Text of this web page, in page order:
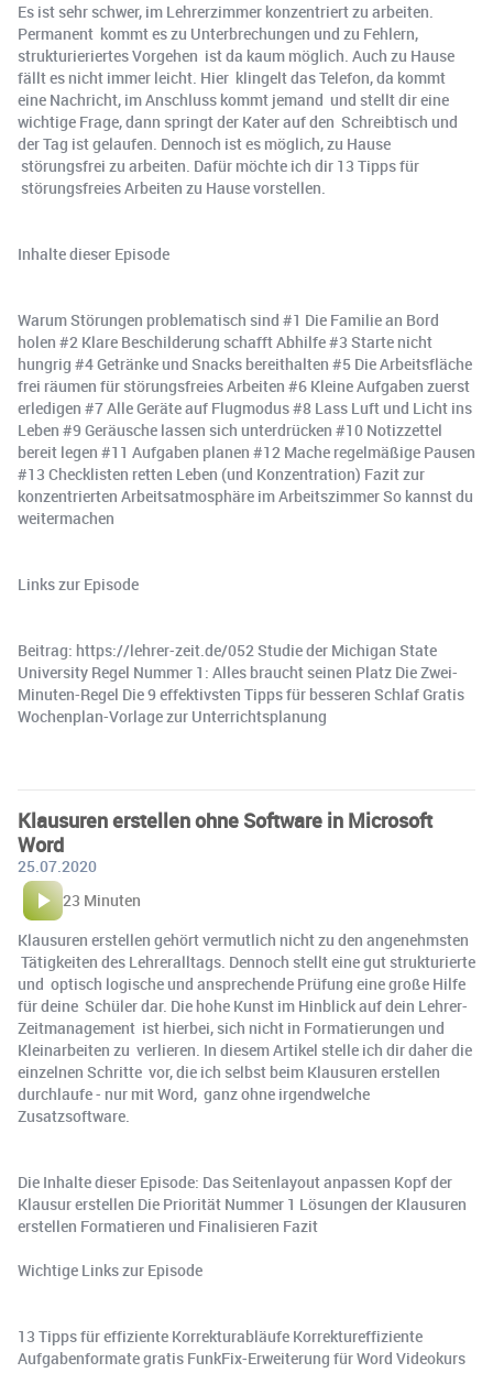
Es ist sehr schwer, im Lehrerzimmer konzentriert zu arbeiten.
Permanent kommt es zu Unterbrechungen und zu Fehlern,
strukturieriertes Vorgehen ist da kaum möglich. Auch zu Hause
fällt es nicht immer leicht. Hier klingelt das Telefon, da kommt
eine Nachricht, im Anschluss kommt jemand und stellt dir eine
wichtige Frage, dann springt der Kater auf den Schreibtisch und
der Tag ist gelaufen. Dennoch ist es möglich, zu Hause
störungsfrei zu arbeiten. Dafür möchte ich dir 13 Tipps für
störungsfreies Arbeiten zu Hause vorstellen.
Inhalte dieser Episode
Warum Störungen problematisch sind #1 Die Familie an Bord
holen #2 Klare Beschilderung schafft Abhilfe #3 Starte nicht
hungrig #4 Getränke und Snacks bereithalten #5 Die Arbeitsfläche
frei räumen für störungsfreies Arbeiten #6 Kleine Aufgaben zuerst
erledigen #7 Alle Geräte auf Flugmodus #8 Lass Luft und Licht ins
Leben #9 Geräusche lassen sich unterdrücken #10 Notizzettel
bereit legen #11 Aufgaben planen #12 Mache regelmäßige Pausen
#13 Checklisten retten Leben (und Konzentration) Fazit zur
konzentrierten Arbeitsatmosphäre im Arbeitszimmer So kannst du
weitermachen
Links zur Episode
Beitrag: https://lehrer-zeit.de/052 Studie der Michigan State
University Regel Nummer 1: Alles braucht seinen Platz Die Zwei-
Minuten-Regel Die 9 effektivsten Tipps für besseren Schlaf Gratis
Wochenplan-Vorlage zur Unterrichtsplanung
Klausuren erstellen ohne Software in Microsoft
Word
25.07.2020
23 Minuten
Klausuren erstellen gehört vermutlich nicht zu den angenehmsten
Tätigkeiten des Lehreralltags. Dennoch stellt eine gut strukturierte
und optisch logische und ansprechende Prüfung eine große Hilfe
für deine Schüler dar. Die hohe Kunst im Hinblick auf dein Lehrer-
Zeitmanagement ist hierbei, sich nicht in Formatierungen und
Kleinarbeiten zu verlieren. In diesem Artikel stelle ich dir daher die
einzelnen Schritte vor, die ich selbst beim Klausuren erstellen
durchlaufe - nur mit Word, ganz ohne irgendwelche
Zusatzsoftware.
Die Inhalte dieser Episode: Das Seitenlayout anpassen Kopf der
Klausur erstellen Die Priorität Nummer 1 Lösungen der Klausuren
erstellen Formatieren und Finalisieren Fazit
Wichtige Links zur Episode
13 Tipps für effiziente Korrekturabläufe Korrektureffiziente
Aufgabenformate gratis FunkFix-Erweiterung für Word Videokurs